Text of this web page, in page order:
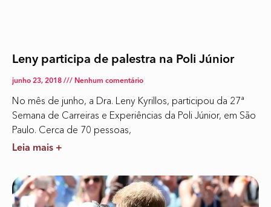
Leny participa de palestra na Poli Júnior
junho 23, 2018 Nenhum comentário
No mês de junho, a Dra. Leny Kyrillos, participou da 27ª
Semana de Carreiras e Experiências da Poli Júnior, em São
Paulo. Cerca de 70 pessoas,
Leia mais +